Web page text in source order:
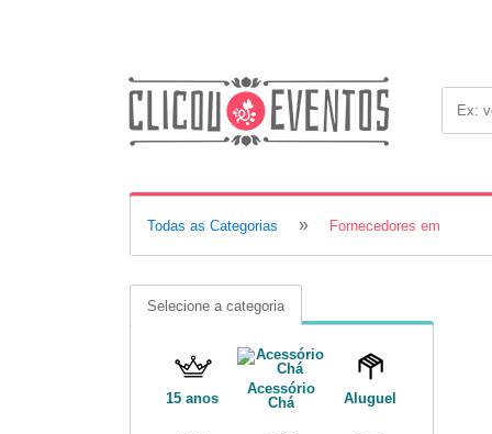
Todas as Categorias » Fornecedores em
Selecione a categoria
15 anos
Acessório
Chá
Aluguel